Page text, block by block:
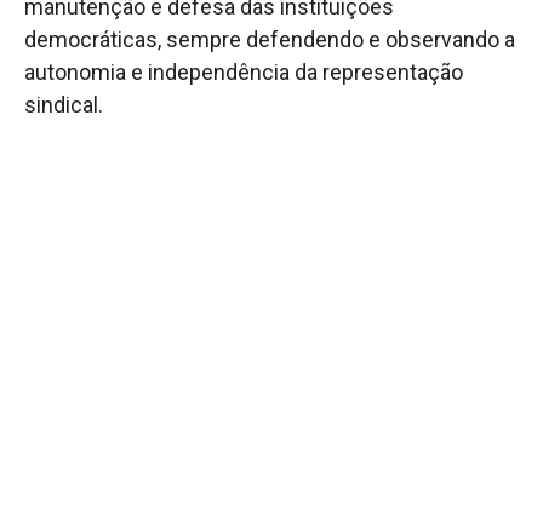
manutenção e defesa das instituições
democráticas, sempre defendendo e observando a
autonomia e independência da representação
sindical.